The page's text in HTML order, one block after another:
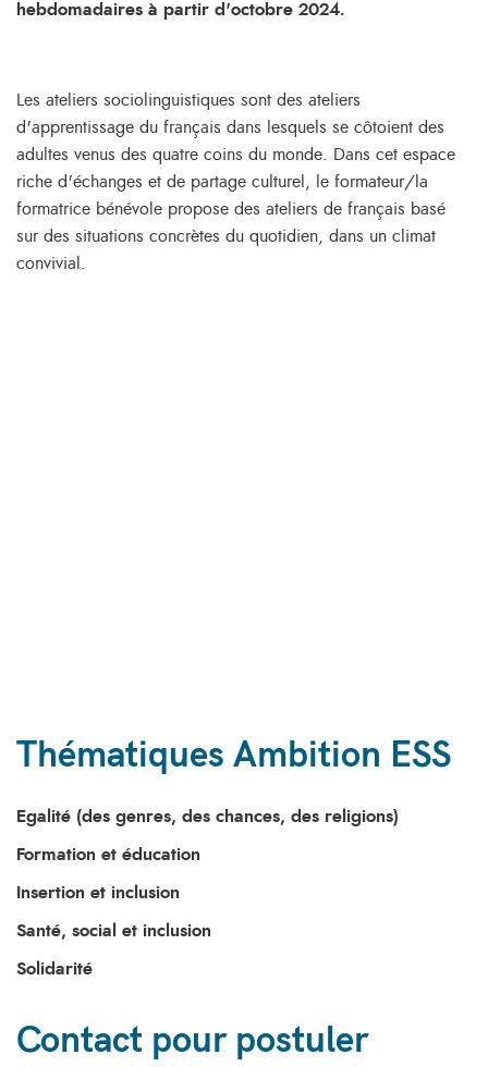
hebdomadaires à partir d'octobre 2024.
Les ateliers sociolinguistiques sont des ateliers
d'apprentissage du français dans lesquels se côtoient des
adultes venus des quatre coins du monde. Dans cet espace
riche d'échanges et de partage culturel, le formateur/la
formatrice bénévole propose des ateliers de français basé
sur des situations concrètes du quotidien, dans un climat
convivial.
Thématiques Ambition ESS
Egalité (des genres, des chances, des religions)
Formation et éducation
Insertion et inclusion
Santé, social et inclusion
Solidarité
Contact pour postuler